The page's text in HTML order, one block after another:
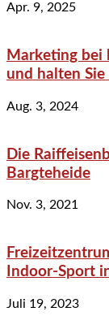
Apr. 9, 2025
Marketing bei
und halten
Aug. 3, 2024
Die
Bargteheide
Nov. 3, 2021
Indoor-Sport
Juli 19, 2023